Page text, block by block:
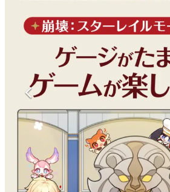
マンガ
アプリレビュー
その他
電ファミニコゲーマーとは？
運営：株式会社マレ